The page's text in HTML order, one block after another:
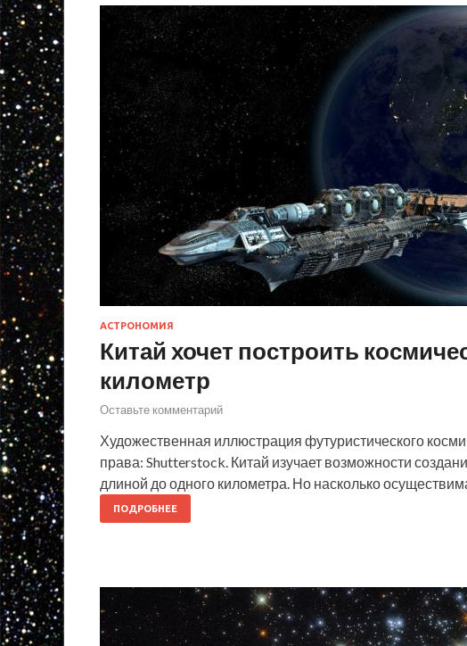
АСТРОНОМИЯ
Китай хочет построить
километр
Оставьте комментарий
Художественная иллюстрация футуристического
права: Shutterstock. Китай изучает возможности
длиной до одного километра. Но насколько
ПОДРОБНЕЕ